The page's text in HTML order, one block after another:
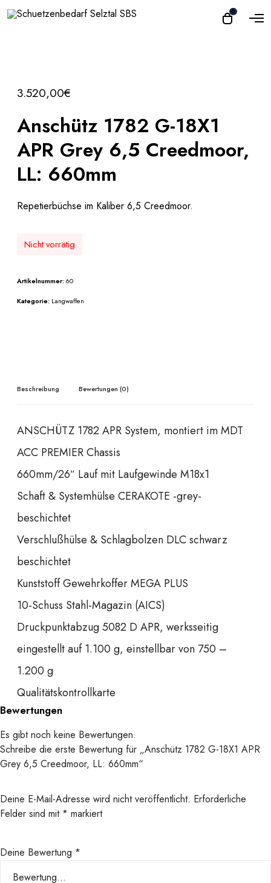
O0
O
3.520,00€
Anschütz 1782 G-18X1
APR Grey 6,5 Creedmoor,
LL: 660mm
Repetierbüchse im Kaliber 6,5 Creedmoor.
Nicht vorrätig
Artikelnummer: 60
Kategorie: Langwaffen
Beschreibung Bewertungen (0)
ANSCHÜTZ 1782 APR System, montiert im MDT
ACC PREMIER Chassis
660mm/26″ Lauf mit Laufgewinde M18x1
Schaft & Systemhülse CERAKOTE -grey-
beschichtet
Verschlußhülse & Schlagbolzen DLC schwarz
beschichtet
Kunststoff Gewehrkoffer MEGA PLUS
10-Schuss Stahl-Magazin (AICS)
Druckpunktabzug 5082 D APR, werksseitig
eingestellt auf 1.100 g, einstellbar von 750 –
1.200 g
Qualitätskontrollkarte
Bewertungen
Es gibt noch keine Bewertungen.
Schreibe die erste Bewertung für „Anschütz 1782 G-18X1 APR
Grey 6,5 Creedmoor, LL: 660mm“
Deine E-Mail-Adresse wird nicht veröffentlicht. Erforderliche
Felder sind mit * markiert
Deine Bewertung *